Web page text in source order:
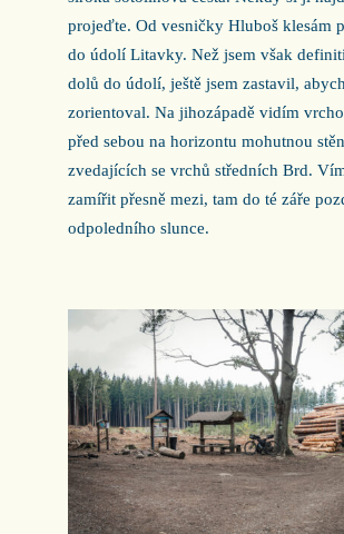
projeďte. Od vesničky Hluboš klesám
do údolí Litavky. Než jsem však
dolů do údolí, ještě jsem zastavil,
zorientoval. Na jihozápadě vidím
před sebou na horizontu mohutnou
zvedajících se vrchů středních Brd.
zamířit přesně mezi, tam do té záře
odpoledního slunce.